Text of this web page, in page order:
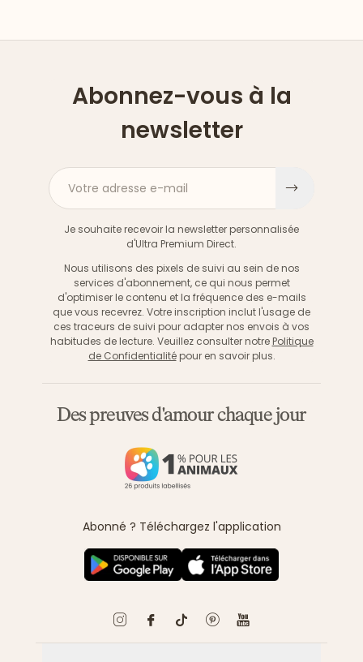
Abonnez-vous à la
newsletter
Votre adresse e-mail
Je souhaite recevoir la newsletter personnalisée
d'Ultra Premium Direct.
Nous utilisons des pixels de suivi au sein de nos
services d'abonnement, ce qui nous permet
d'optimiser le contenu et la fréquence des e-mails
que vous recevrez. Votre inscription inclut l'usage de
ces traceurs de suivi pour adapter nos envois à vos
habitudes de lecture. Veuillez consulter notre Politique
de Confidentialitépour en savoir plus.
Des preuves d'amour chaque jour
Abonné ? Téléchargez l'application